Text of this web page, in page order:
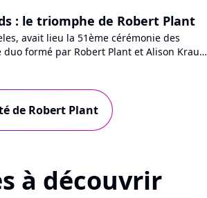
: le triomphe de Robert Plant
avait lieu la 51ème cérémonie des
duo formé par Robert Plant et Alison Krauss
le prestigieux...
de Robert Plant
à découvrir